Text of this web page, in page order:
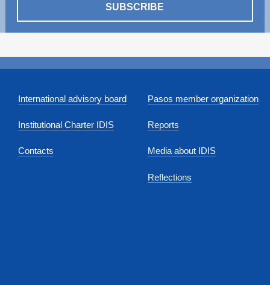
SUBSCRIBE
International advisory board
Institutional Charter IDIS
Contacts
Pasos member organization
Reports
Media about IDIS
Reflections